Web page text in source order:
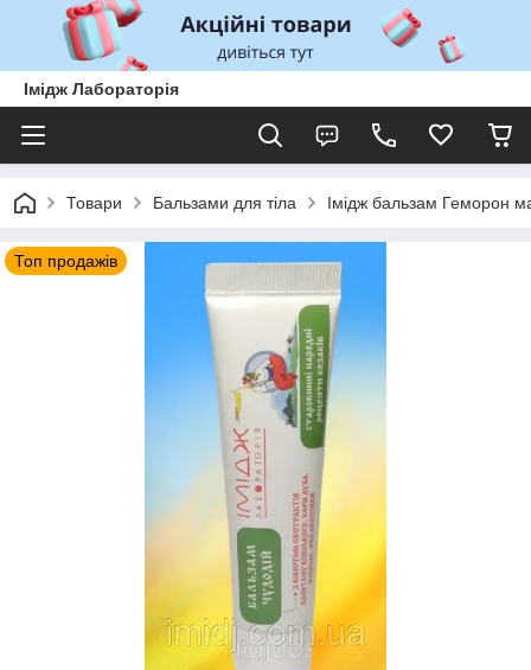
Імідж Лабораторія
Товари Бальзами для тіла Імідж бальзам Геморон
Топ продажів